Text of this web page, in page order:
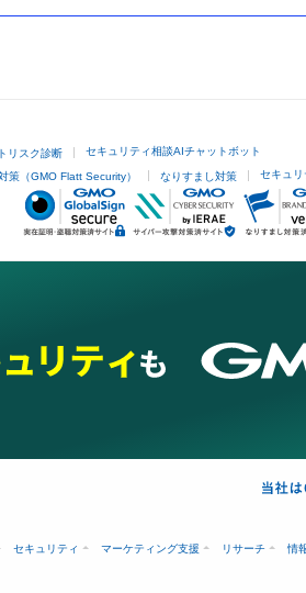
リスク診断 セキュリティ相談AIチャットボット
策（GMO Flatt Security） なりすまし対策 セキュ
セキュリティ マーケティング支援 リサーチ 情